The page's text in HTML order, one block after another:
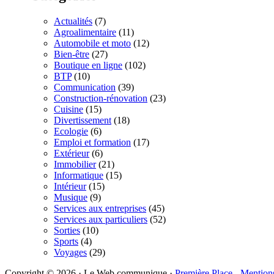
Actualités (7)
Agroalimentaire (11)
Automobile et moto (12)
Bien-être (27)
Boutique en ligne (102)
BTP(10)
Communication (39)
Construction-rénovation (23)
Cuisine (15)
Divertissement (18)
Ecologie (6)
Emploi et formation (17)
Extérieur(6)
Immobilier(21)
Informatique (15)
Intérieur(15)
Musique (9)
Services aux entreprises (45)
Services aux particuliers (52)
Sorties (10)
Sports (4)
Voyages (29)